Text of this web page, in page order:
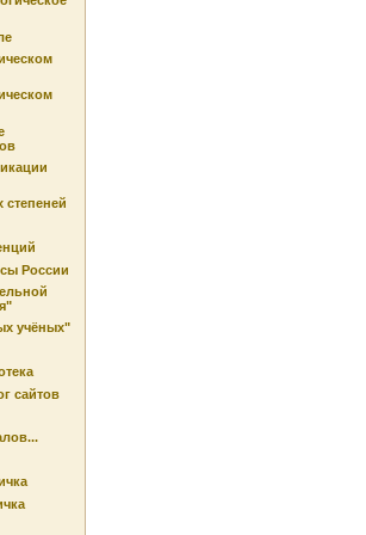
степеней
России
учёных"
сайтов